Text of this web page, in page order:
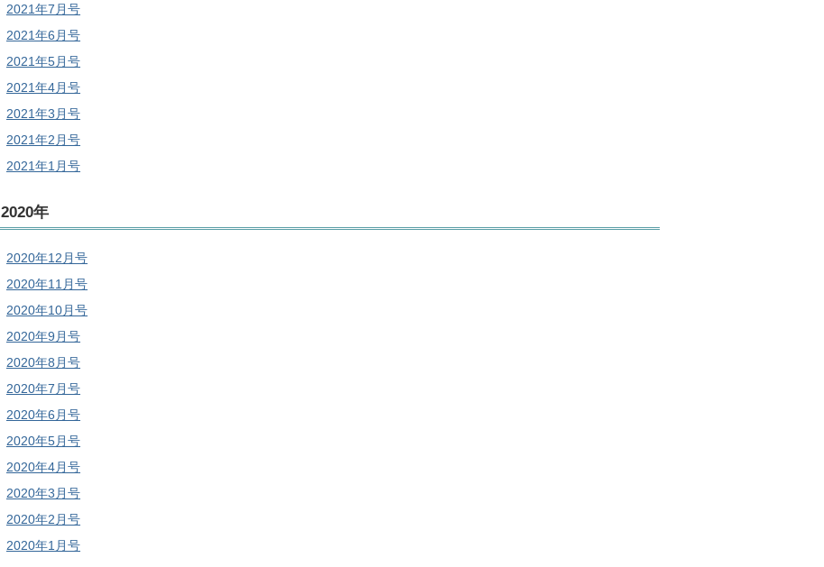
2021年7月号
2021年6月号
2021年5月号
2021年4月号
2021年3月号
2021年2月号
2021年1月号
2020年
2020年12月号
2020年11月号
2020年10月号
2020年9月号
2020年8月号
2020年7月号
2020年6月号
2020年5月号
2020年4月号
2020年3月号
2020年2月号
2020年1月号